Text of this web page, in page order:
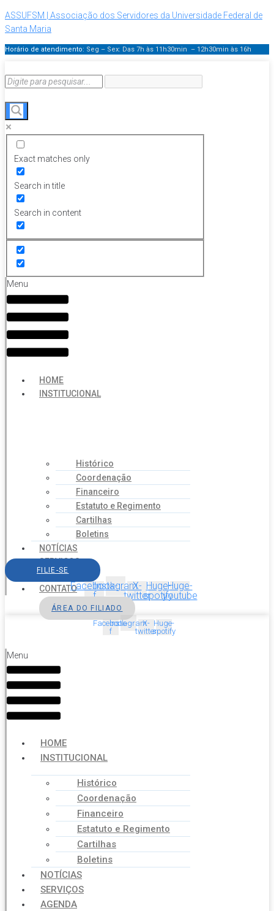
ASSUFSM | Associação dos Servidores da Universidade Federal de
Santa Maria
Horário de atendimento: Seg – Sex: Das 7h às 11h30min – 12h30min às 16h
Exact matches only
Search in title
Search in content
Menu
HOME
INSTITUCIONAL
Histórico
Coordenação
Financeiro
Estatuto e Regimento
Cartilhas
Boletins
NOTÍCIAS
SERVIÇOS
AGENDA
CONTATO
FILIE-SE
Facebook-
f
InstagramX-
twitter
Huge-
spotify
Huge-
youtube
ÁREA DO FILIADO
Facebook-
f
InstagramX-
twitter
Huge-
spotify
Menu
HOME
INSTITUCIONAL
Histórico
Coordenação
Financeiro
Estatuto e Regimento
Cartilhas
Boletins
NOTÍCIAS
SERVIÇOS
AGENDA